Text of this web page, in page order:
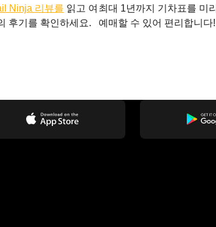
Ninja 리뷰를 읽고 여
후기를 확인하세요.
최대 1년까지 기차표를 미리
예매할 수 있어 편리합니다!